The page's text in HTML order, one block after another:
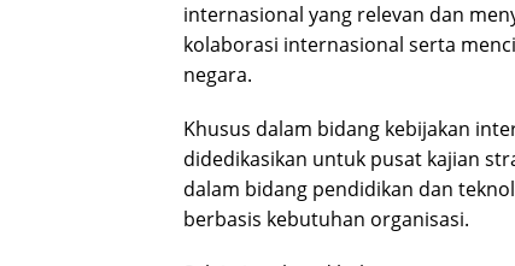
internasional yang relevan dan
kolaborasi internasional serta
negara.
Khusus dalam bidang kebijakan
didedikasikan untuk pusat kajian
dalam bidang pendidikan dan
berbasis kebutuhan organisasi.